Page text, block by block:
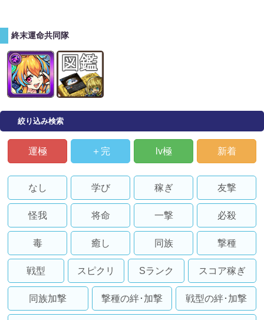
終末運命共同隊
絞り込み検索
運極 ＋完 lv極 新着
なし 学び 稼ぎ 友撃
怪我 将命 一撃 必殺
毒 癒し 同族 撃種
戦型 スピクリ Sランク スコア稼ぎ
同族加撃 撃種の絆･加撃 戦型の絆･加撃